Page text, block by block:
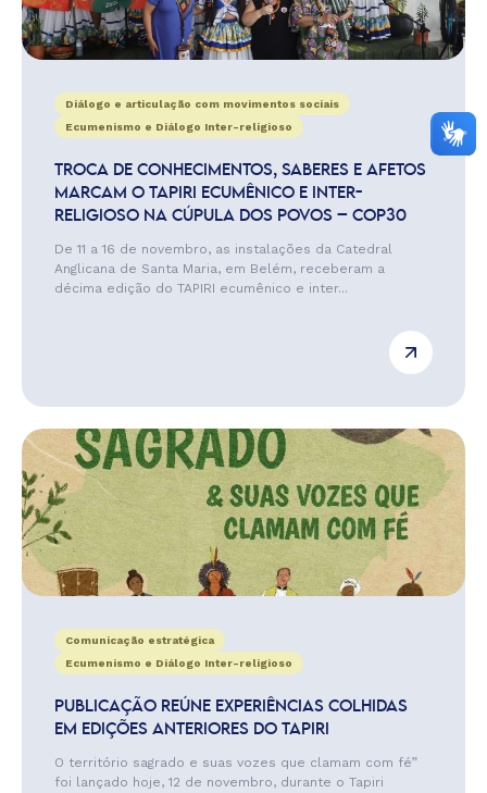
Diálogo e articulação com movimentos sociais
Ecumenismo e Diálogo Inter-religioso
TROCA DE CONHECIMENTOS, SABERES E AFETOS
MARCAM O TAPIRI ECUMÊNICO E INTER-
RELIGIOSO NA CÚPULA DOS POVOS – COP30
De 11 a 16 de novembro, as instalações da Catedral
Anglicana de Santa Maria, em Belém, receberam a
décima edição do TAPIRI ecumênico e inter...
Comunicação estratégica
Ecumenismo e Diálogo Inter-religioso
PUBLICAÇÃO REÚNE EXPERIÊNCIAS COLHIDAS
EM EDIÇÕES ANTERIORES DO TAPIRI
O território sagrado e suas vozes que clamam com fé”
foi lançado hoje, 12 de novembro, durante o Tapiri